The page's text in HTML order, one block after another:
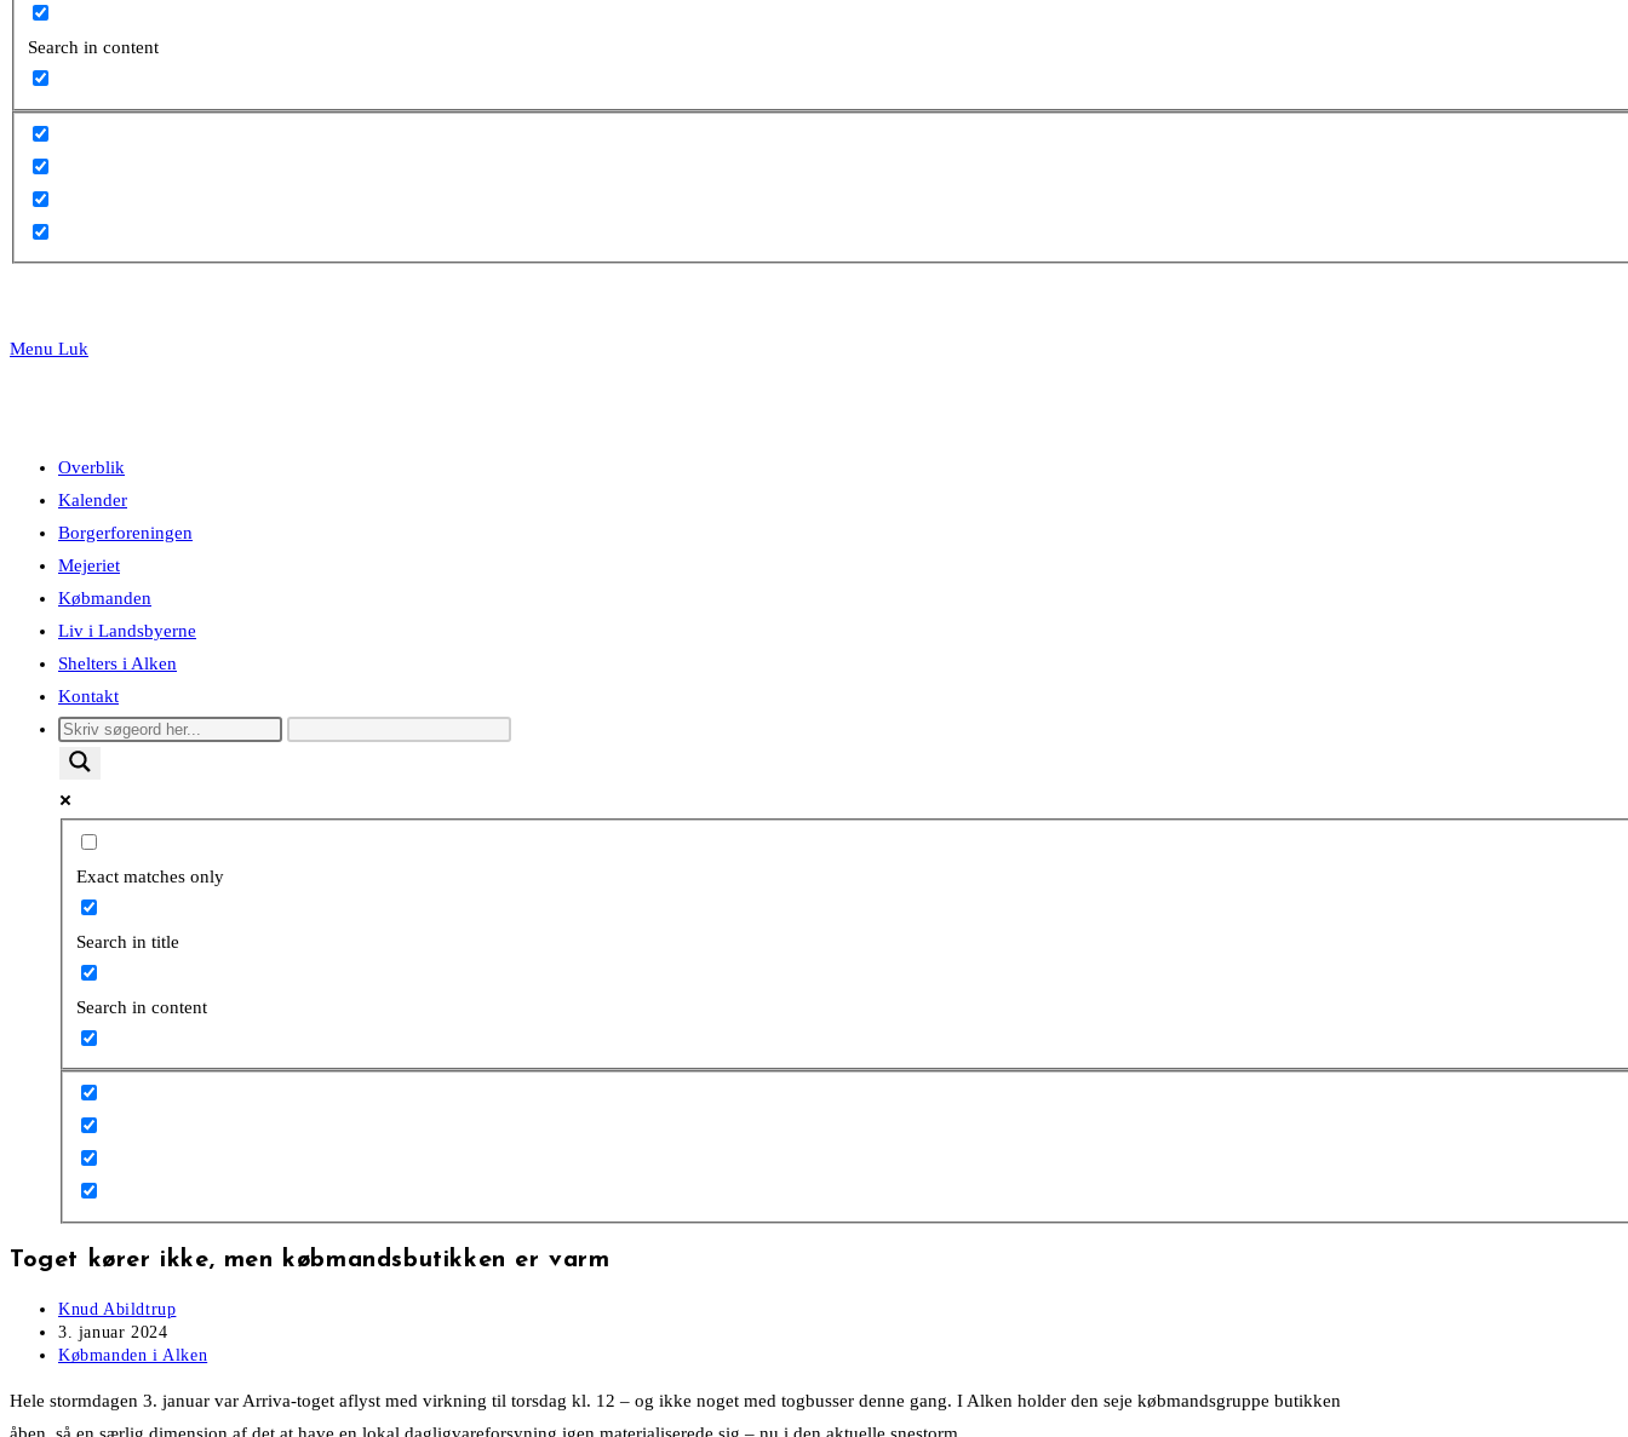
Search in content
Menu Luk
Overblik
Kalender
Borgerforeningen
Mejeriet
Købmanden
Liv i Landsbyerne
Shelters i Alken
Kontakt
Exact matches only
Search in title
Search in content
Toget kører ikke, men købmandsbutikken er varm
Post
author:
Knud Abildtrup
Post
published:
3. januar 2024
Post
Købmanden i Alken
Hele stormdagen 3. januar var Arriva-toget aflyst med virkning til torsdag kl. 12 – og ikke noget med togbusser denne gang. I Alken holder den seje købmandsgruppe butikken
åben, så en særlig dimension af det at have en lokal dagligvareforsyning igen materialiserede sig – nu i den aktuelle snestorm.